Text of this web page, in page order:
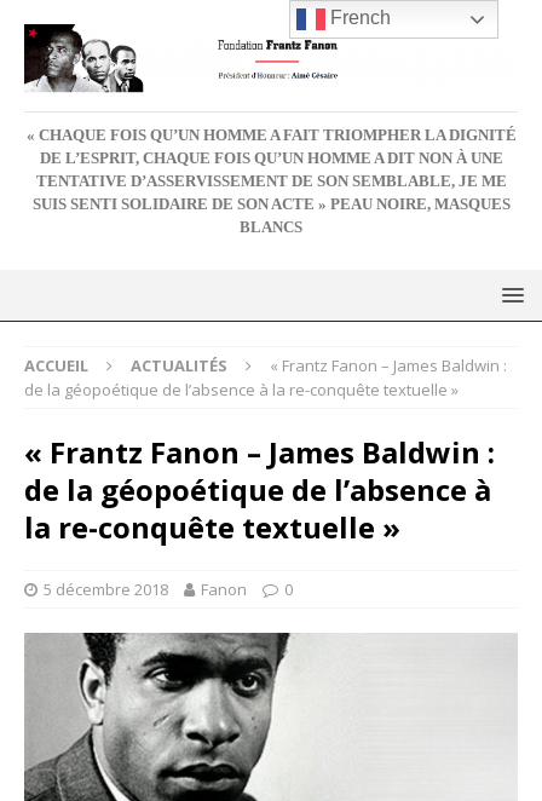
« CHAQUE FOIS QU’UN HOMME A FAIT TRIOMPHER LA DIGNITÉ
DE L’ESPRIT, CHAQUE FOIS QU’UN HOMME A DIT NON À UNE
TENTATIVE D’ASSERVISSEMENT DE SON SEMBLABLE, JE ME
SUIS SENTI SOLIDAIRE DE SON ACTE » PEAU NOIRE, MASQUES
BLANCS
ACCUEIL ACTUALITÉS
« Frantz Fanon – James Baldwin :
de la géopoétique de l’absence à la re-conquête textuelle »
« Frantz Fanon – James Baldwin :
de la géopoétique de l’absence à
la re-conquête textuelle »
5 décembre 2018 Fanon 0
French